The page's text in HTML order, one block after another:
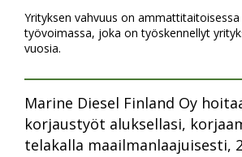
Yrityksen vahvuus on
työvoimassa, joka on työskennellyt
vuosia.
Marine Diesel Finland Oy
korjaustyöt aluksellasi,
telakalla maailmanlaajuisesti,